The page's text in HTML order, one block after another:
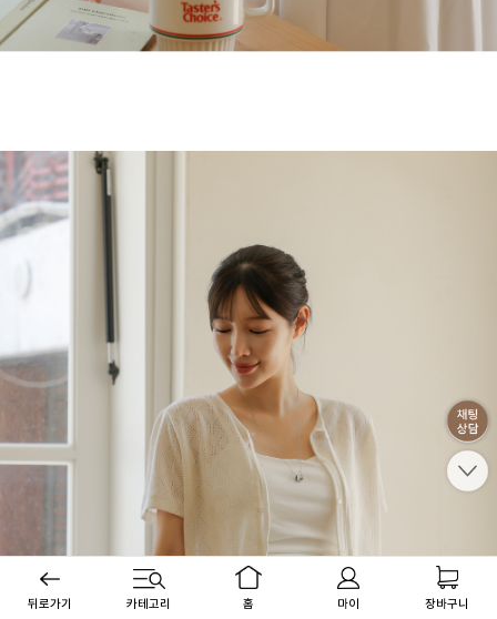
뒤로가기 카테고리 홈 마이 장바구니